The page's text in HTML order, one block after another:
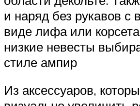
и наряд без рукавов с
виде лифа или
низкие невесты
стиле ампир
Из аксессуаров,